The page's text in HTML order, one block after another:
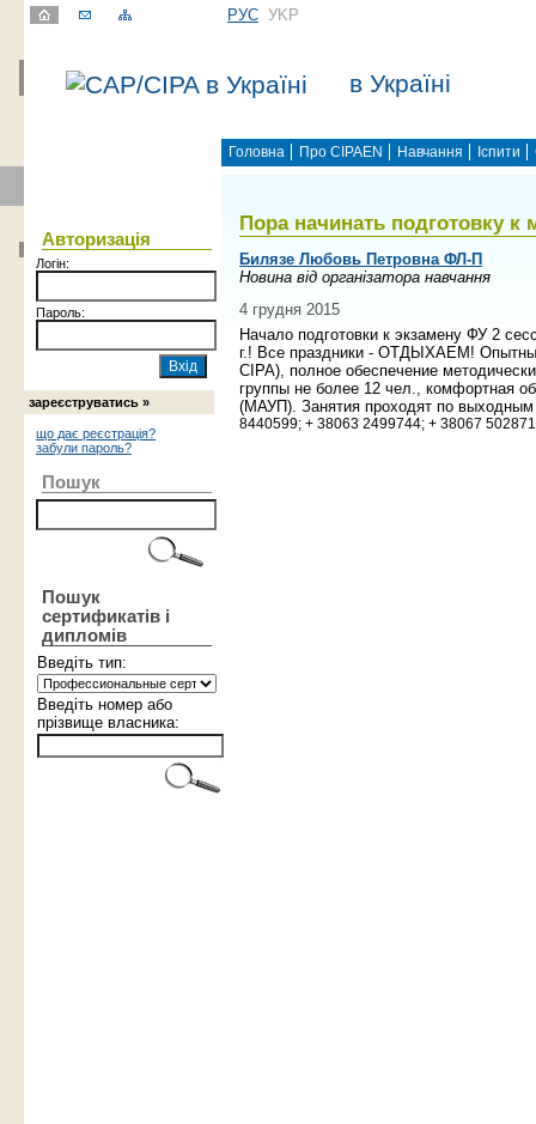
РУС УKР
в Україні
Головна Про CIPAEN Навчання Іспити
Авторизація
Логін:
Пароль:
зареєструватись »
що дає реєстрація?
забули пароль?
Пошук
Пошук
сертификатів і
дипломів
Введіть тип:
Введіть номер або
прізвище власника:
Пора начинать подготовку к
Билязе Любовь Петровна ФЛ-П
Новина від організатора навчання
4 грудня 2015
Начало подготовки к экзамену ФУ 2
г.! Все праздники - ОТДЫХАЕМ!
СІРА), полное обеспечение
группы не более 12 чел., комфортная
(МАУП). Занятия проходят по
8440599; + 38063 2499744; + 38067